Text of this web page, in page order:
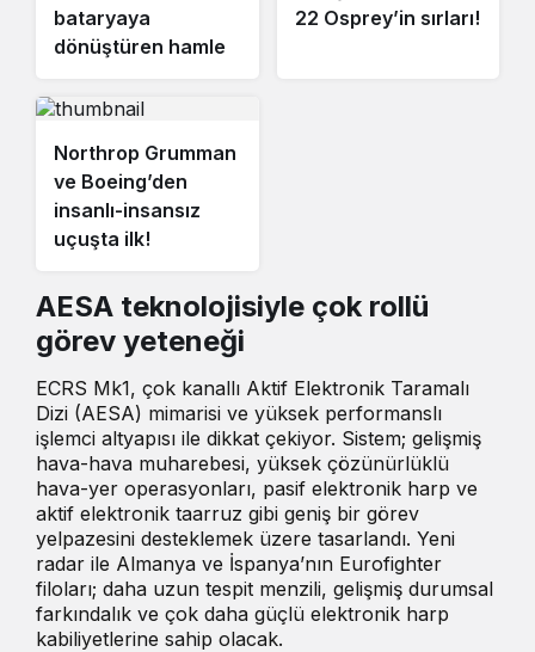
bataryaya
dönüştüren hamle
22 Osprey’in sırları!
Northrop Grumman
ve Boeing’den
insanlı-insansız
uçuşta ilk!
AESA teknolojisiyle çok rollü
görev yeteneği
ECRS Mk1, çok kanallı Aktif Elektronik Taramalı
Dizi (AESA) mimarisi ve yüksek performanslı
işlemci altyapısı ile dikkat çekiyor. Sistem; gelişmiş
hava-hava muharebesi, yüksek çözünürlüklü
hava-yer operasyonları, pasif elektronik harp ve
aktif elektronik taarruz gibi geniş bir görev
yelpazesini desteklemek üzere tasarlandı. Yeni
radar ile Almanya ve İspanya’nın Eurofighter
filoları; daha uzun tespit menzili, gelişmiş durumsal
farkındalık ve çok daha güçlü elektronik harp
kabiliyetlerine sahip olacak.